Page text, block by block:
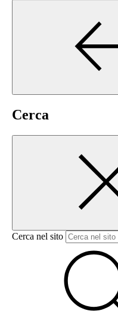
Cerca
Cerca nel sito